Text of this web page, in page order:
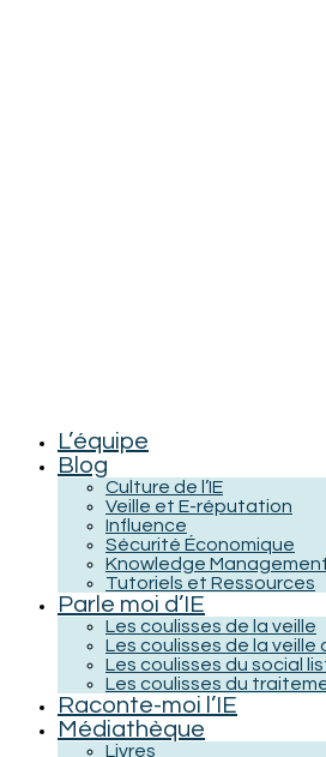
L’équipe
Blog
Culture de l’IE
Veille et E-réputation
Influence
Sécurité Économique
Knowledge
Tutoriels et Ressources
Parle moi d’IE
Les coulisses de la veille
Les coulisses de la
Les coulisses du social
Les coulisses du
Raconte-moi l’IE
Médiathèque
Livres